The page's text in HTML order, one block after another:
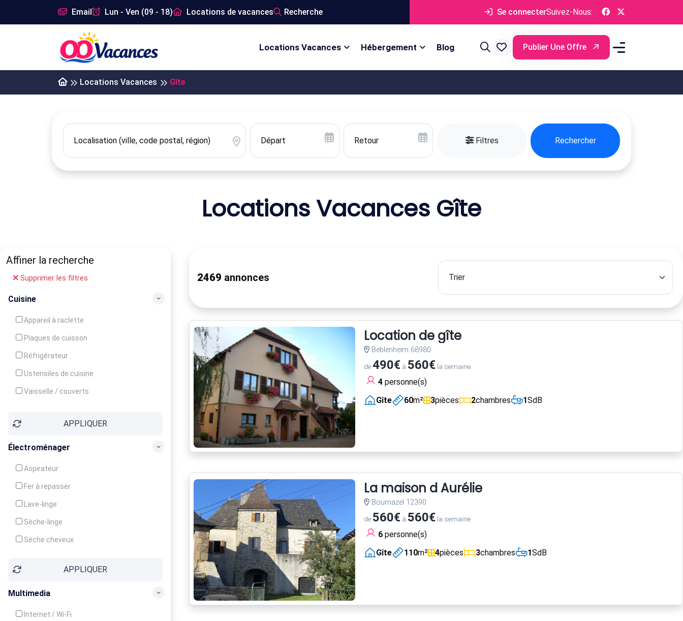
Email Lun - Ven (09 - 18) Locations de vacances Recherche Se connecterSuivez-Nous:
Locations Vacances Hébergement Blog Publier Une Offre
Locations Vacances Gîte
Filtres Rechercher
Locations Vacances Gîte
Affiner la recherche
Supprimer les filtres
Cuisine
Appareil à raclette
Plaques de cuisson
Réfrigérateur
Ustensiles de cuisine
Vaisselle / couverts
Congélateur
APPLIQUER
Électroménager
Aspirateur
Fer à repasser
Lave-linge
Sèche-linge
Sèche cheveux
APPLIQUER
Multimedia
Internet / Wi-Fi
2469 annonces
Location de gîte
Beblenheim 68980
de490€à 560€la semaine
4personne(s)
Gîte
60m² 3pièces 2chambres 1SdB
La maison d Aurélie
Bournazel 12390
de 560€à 560€la semaine
6personne(s)
Gîte
110m² 4pièces 3chambres 1SdB